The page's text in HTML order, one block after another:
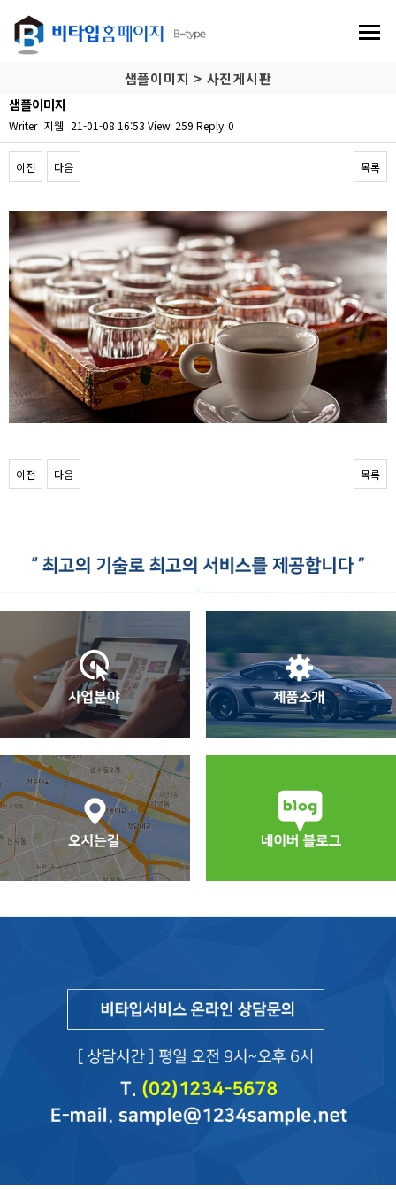
샘플이미지 > 사진게시판
샘플이미지
Writer 지웹 21-01-08 16:53 View 259 Reply 0
이전 다음 목록
Content
이전 다음 목록